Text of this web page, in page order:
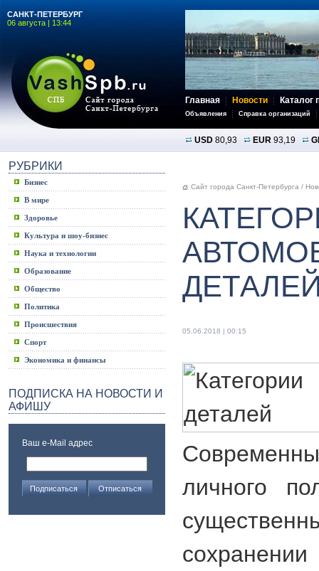
САНКТ-ПЕТЕРБУРГ
06 августа | 13:44
Главная Новости Каталог
Объявления Справка организаций
USD 80,93 EUR 93,19
РУБРИКИ
Бизнес
В мире
Здоровье
Культура и шоу-бизнес
Наука и технологии
Образование
Общество
Политика
Происшествия
Спорт
Экономика и финансы
ПОДПИСКА НА НОВОСТИ И
АФИШУ
Ваш e-Mail адрес
Сайт города Санкт-Петербурга /
05.06.2018 | 00:15
личного